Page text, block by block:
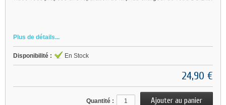
Plus de détails...
Disponibilité : En Stock
24,90 €
Quantité :